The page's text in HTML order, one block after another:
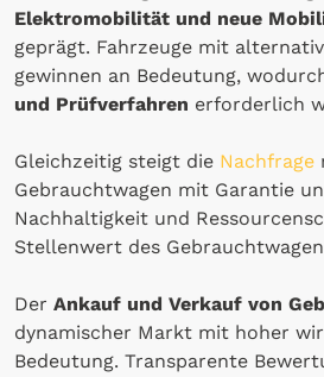
Elektromobilität und neue
geprägt. Fahrzeuge mit
gewinnen an Bedeutung,
und Prüfverfahren erforderlich
Gleichzeitig steigt die Nachfrage
Gebrauchtwagen mit Garantie
Nachhaltigkeit und
Stellenwert des
Der Ankauf und Verkauf von
dynamischer Markt mit hoher
Bedeutung. Transparente